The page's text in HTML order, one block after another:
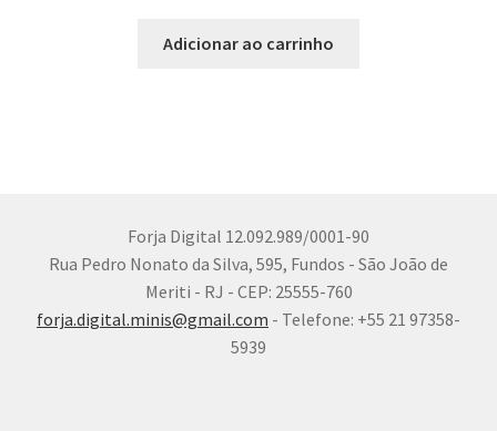
Adicionar ao carrinho
Forja Digital 12.092.989/0001-90
Rua Pedro Nonato da Silva, 595, Fundos - São João de
Meriti - RJ - CEP: 25555-760
forja.digital.minis@gmail.com - Telefone: +55 21 97358-
5939